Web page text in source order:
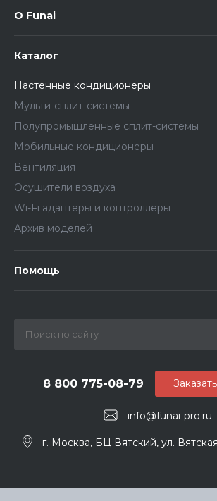
О Funai
Каталог
Настенные кондиционеры
Мульти-сплит-системы
Полупромышленные сплит-системы
Мобильные кондиционеры
Вентиляция
Осушители воздуха
Wi-Fi адаптеры и контроллеры
Архив моделей
Помощь
info@funai-pro.ru
8 800 775-08-79
г. Москва, БЦ Вятский, ул.